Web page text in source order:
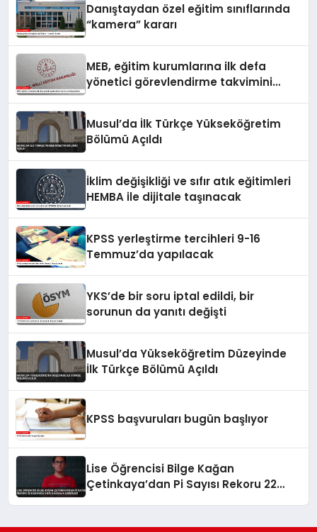
Danıştaydan özel eğitim sınıflarında
“kamera” kararı
MEB, eğitim kurumlarına ilk defa
yönetici görevlendirme takvimini
Musul’da İlk Türkçe Yükseköğretim
Bölümü Açıldı
İklim değişikliği ve sıfır atık eğitimleri
HEMBA ile dijitale taşınacak
KPSS yerleştirme tercihleri 9-16
Temmuz’da yapılacak
YKS’de bir soru iptal edildi, bir
sorunun da yanıtı değişti
Musul’da Yükseköğretim Düzeyinde
İlk Türkçe Bölümü Açıldı
KPSS başvuruları bugün başlıyor
Lise Öğrencisi Bilge Kağan
Çetinkaya’dan Pi Sayısı Rekoru 22